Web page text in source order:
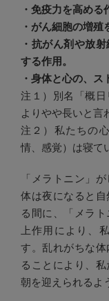
・免疫力を高める
・がん細胞の増殖
・抗がん剤や放
する作用。
・身体と心の、ス
注１）別名「概
よりやや長いと言
注２）私たちの
情、感覚）は寝て
「メラトニン」
体は夜になると
る間に、「メラ
上作用により、
す。乱れがちな
ることにより、
朝を迎えられるよ